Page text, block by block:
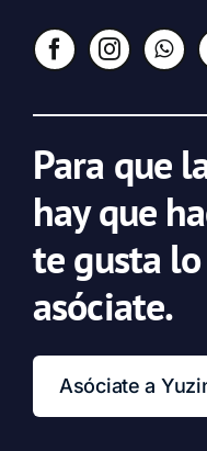
Para que
hay que
te gusta
asóciate.
Asóciate a